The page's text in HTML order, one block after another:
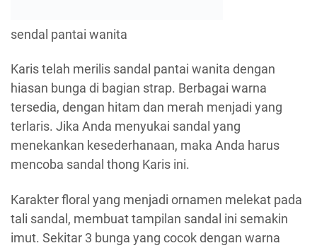
sendal pantai wanita
Karis telah merilis sandal pantai wanita dengan
hiasan bunga di bagian strap. Berbagai warna
tersedia, dengan hitam dan merah menjadi yang
terlaris. Jika Anda menyukai sandal yang
menekankan kesederhanaan, maka Anda harus
mencoba sandal thong Karis ini.
Karakter floral yang menjadi ornamen melekat pada
tali sandal, membuat tampilan sandal ini semakin
imut. Sekitar 3 bunga yang cocok dengan warna